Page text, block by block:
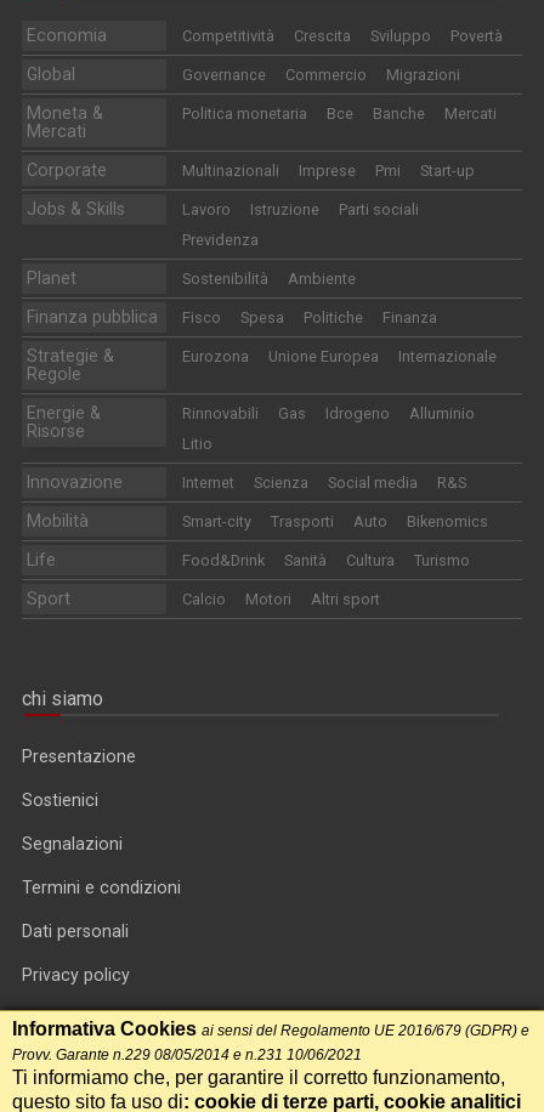
Economia Competitività Crescita Sviluppo Povertà
Global Governance Commercio Migrazioni
Moneta &
Mercati
Politica monetaria Bce Banche Mercati
Corporate Multinazionali Imprese Pmi Start-up
Jobs & Skills Lavoro Istruzione
Parti sociali
Previdenza
Planet Sostenibilità Ambiente
Finanza pubblica Fisco Spesa Politiche Finanza
Strategie &
Regole
Eurozona Unione Europea Internazionale
Energie &
Risorse
Rinnovabili Gas Idrogeno
Alluminio
Litio
Innovazione Internet Scienza Social media R&S
Mobilità Smart-city Trasporti Auto Bikenomics
Life Food&Drink Sanità Cultura Turismo
Sport Calcio Motori Altri sport
chi siamo
Presentazione
Sostienici
Segnalazioni
Termini e condizioni
Dati personali
Privacy policy
Informativa cookie
RSS feed
RSS Top News
Informativa Cookies ai sensi del Regolamento UE 2016/679 (GDPR) e
Provv. Garante n.229 08/05/2014 e n.231 10/06/2021
Ti informiamo che, per garantire il corretto funzionamento,
questo sito fa uso di: cookie di terze parti, cookie analitici